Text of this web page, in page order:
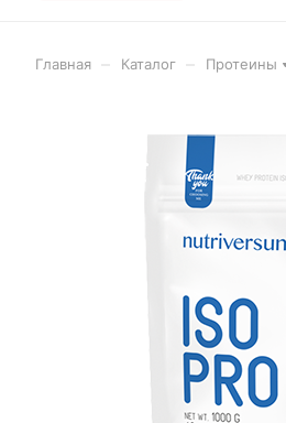
Главная Каталог Протеины